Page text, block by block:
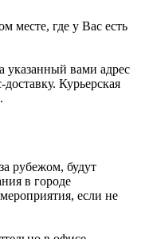
месте, где у Вас есть
указанный вами адрес
Курьерская
рубежом, будут
в городе
если не